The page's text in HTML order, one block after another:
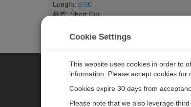
Length: 5:50
标签: Short Cut
CAMPBELL SCIENTIFIC
Cookie Settings
This website uses cookies in order to
information. Please accept cookies for
Cookies expire 30 days from
Please note that we also leverage